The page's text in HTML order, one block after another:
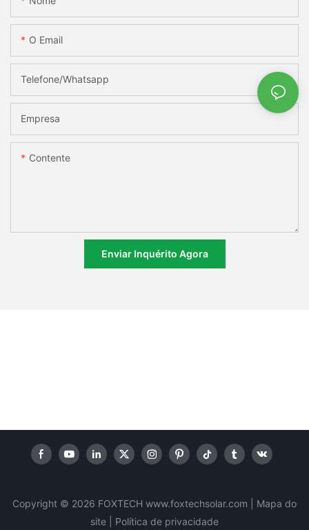
O Email
Telefone/whatsapp
Empresa
Contente
Enviar Inquérito Agora
Copyright © 2026 FOXTECH www.foxtechsolar.com
Mapa do
site |
Política de privacidade